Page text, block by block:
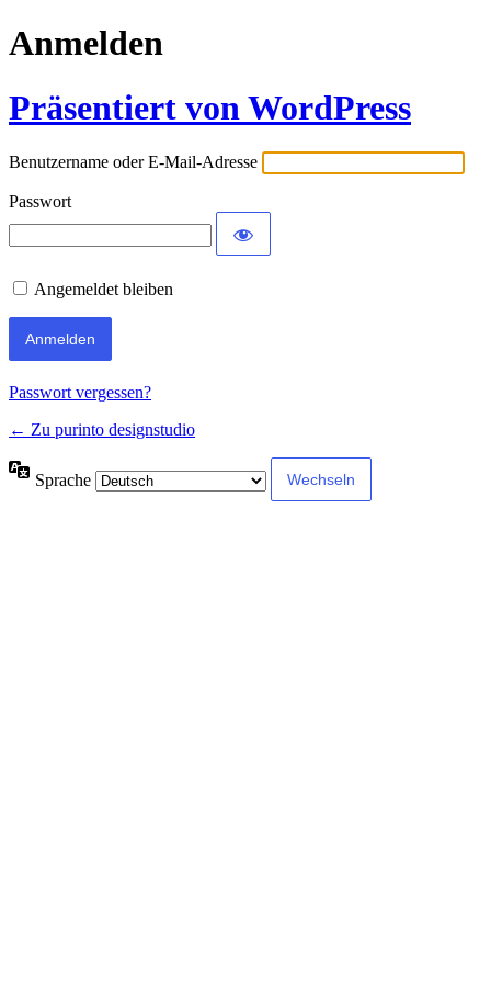
Anmelden
Präsentiert von WordPress
Benutzername oder E-Mail-Adresse
Passwort
Angemeldet bleiben
Passwort vergessen?
← Zu purinto designstudio
Sprache